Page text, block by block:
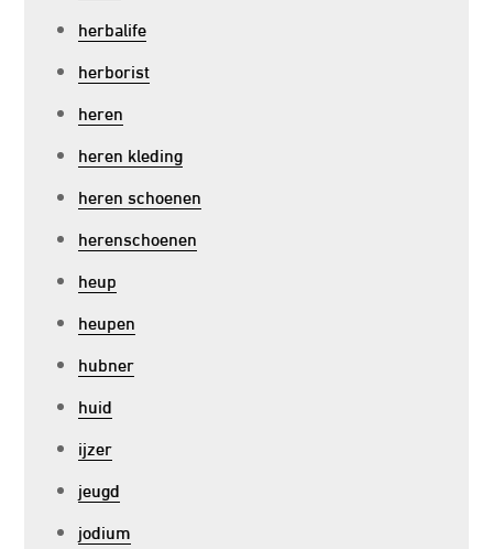
herbalife
herborist
heren
heren kleding
heren schoenen
herenschoenen
heup
heupen
hubner
huid
ijzer
jeugd
jodium